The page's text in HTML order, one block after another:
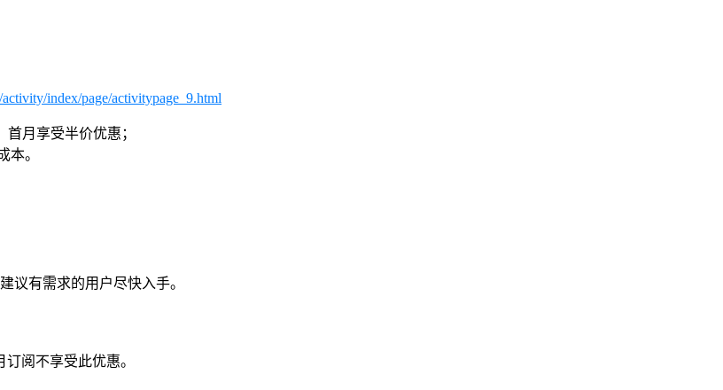
index/page/activitypage_9.html
首月享受半价优惠；
本。
议有需求的用户尽快入手。
阅不享受此优惠。